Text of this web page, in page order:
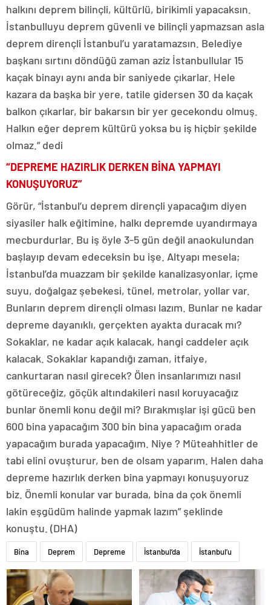
halkını deprem bilinçli, kültürlü, birikimli yapacaksın.
İstanbulluyu deprem güvenli ve bilinçli yapmazsan asla
deprem dirençli İstanbul’u yaratamazsın. Belediye
başkanı sırtını döndüğü zaman aziz İstanbullular 15
kaçak binayı aynı anda bir saniyede çıkarlar. Hele
kazara da başka bir yere, tatile gidersen 30 da kaçak
balkon çıkarlar, bir bakarsın bir yer gecekondu olmuş.
Halkın eğer deprem kültürü yoksa bu iş hiçbir şekilde
olmaz.” dedi
“DEPREME HAZIRLIK DERKEN BİNA YAPMAYI
KONUŞUYORUZ”
Görür, “İstanbul’u deprem dirençli yapacağım diyen
siyasiler halk eğitimine, halkı depremde uyandırmaya
mecburdurlar. Bu iş öyle 3-5 gün değil anaokulundan
başlayıp devam edeceksin bu işe. Altyapı mesela;
İstanbul’da muazzam bir şekilde kanalizasyonlar, içme
suyu, doğalgaz şebekesi, tünel, metrolar, yollar var.
Bunların deprem dirençli olması lazım. Bunlar ne kadar
depreme dayanıklı, gerçekten ayakta duracak mı?
Sokaklar, ne kadar açık kalacak, hangi caddeler açık
kalacak. Sokaklar kapandığı zaman, itfaiye,
cankurtaran nasıl girecek? Ölen insanlarımızı nasıl
götüreceğiz, göçük altındakileri nasıl koruyacağız
bunlar önemli konu değil mi? Bırakmışlar işi gücü ben
600 bina yapacağım 300 bin bina yapacağım orada
yapacağım burada yapacağım. Niye ? Müteahhitler de
tabi elini ovuşturur, ben de olsam yaparım. Halen daha
depreme hazırlık derken bina yapmayı konuşuyoruz
biz. Önemli konular var burada, bina da çok önemli
lakin eşgüdüm halinde yapmak lazım” şeklinde
konuştu. (DHA)
Bina Deprem Depreme İstanbul’da İstanbul’u